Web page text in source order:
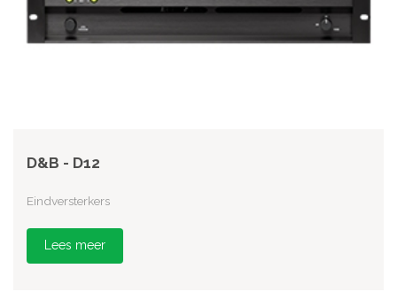
D&B - D12
Eindversterkers
Lees meer